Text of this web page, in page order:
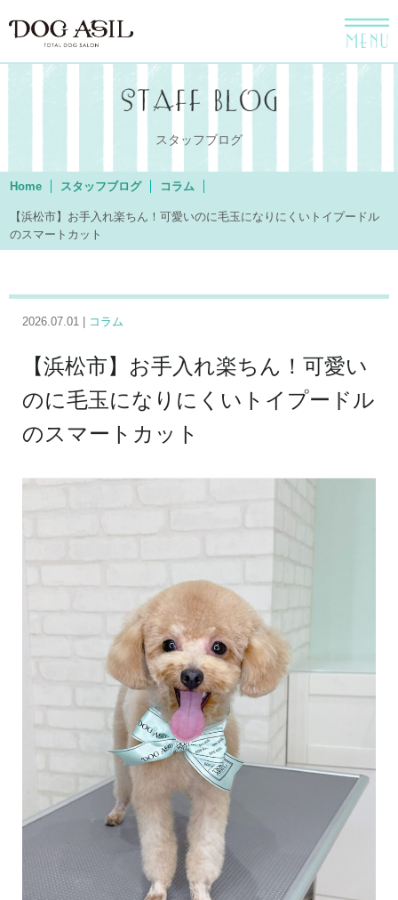
menu
スタッフブログ
Home スタッフブログ コラム
【浜松市】お手入れ楽ちん！可愛いのに毛玉になりにくいトイプードル
のスマートカット
2026.07.01 | コラム
【浜松市】お手入れ楽ちん！可愛い
のに毛玉になりにくいトイプードル
のスマートカット